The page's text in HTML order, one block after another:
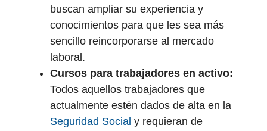
buscan ampliar su experiencia y
conocimientos para que les sea más
sencillo reincorporarse al mercado
laboral.
Cursos para trabajadores en activo:
Todos aquellos trabajadores que
actualmente estén dados de alta en la
Seguridad Social y requieran de